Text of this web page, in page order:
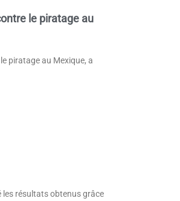
le piratage au
piratage au Mexique, a
les résultats obtenus grâce